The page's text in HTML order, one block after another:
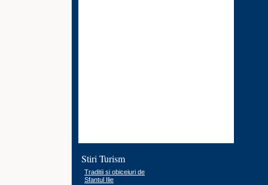
Stiri Turism
Traditii si obiceiuri de
Sfantul Ilie